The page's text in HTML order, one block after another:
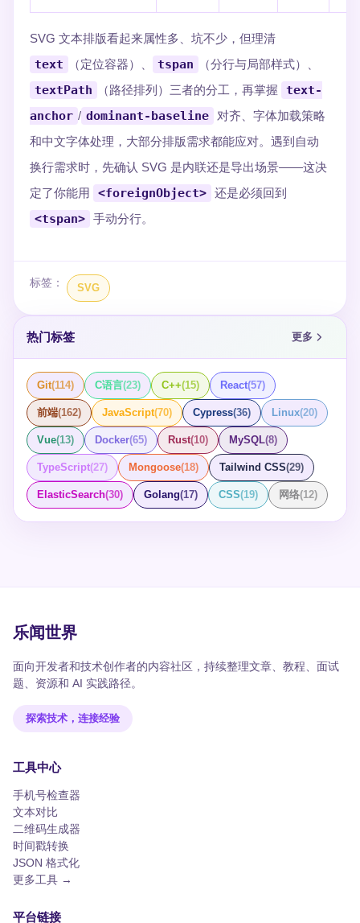
SVG 文本排版看起来属性多、坑不少，但理清
text （定位容器）、 tspan （分行与局部样式）、
textPath （路径排列）三者的分工，再掌握
text-
anchor / dominant-baseline
对齐、字体加载策略
和中文字体处理，大部分排版需求都能应对。遇到自动
换行需求时，先确认 SVG 是内联还是导出场景——这决
定了你能用
<foreignObject> 还是必须回到
<tspan> 手动分行。
标签： SVG
热门标签 更多
Git(114) C语言(23) C++(15) React(57)
前端(162) JavaScript(70) Cypress(36) Linux(20)
Vue(13) Docker(65) Rust(10) MySQL(8)
TypeScript(27) Mongoose(18) Tailwind CSS(29)
ElasticSearch(30) Golang(17) CSS(19) 网络(12)
乐闻世界
面向开发者和技术创作者的内容社区，持续整理文章、教程、面试
题、资源和 AI 实践路径。
探索技术，连接经验
工具中心
手机号检查器
文本对比
二维码生成器
时间戳转换
JSON 格式化
更多工具 →
平台链接